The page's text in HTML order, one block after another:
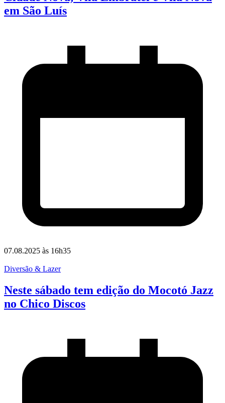
em São Luís
07.08.2025 às 16h35
Diversão & Lazer
Neste sábado tem edição do Mocotó Jazz
no Chico Discos